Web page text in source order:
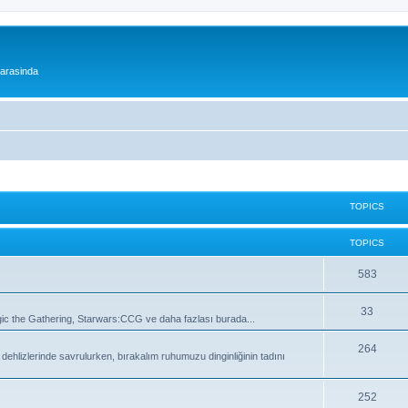
TOPICS
TOPICS
583T
o
s
the Gathering, Starwars:CCG ve daha fazlası burada...
33
o
i
savrulurken, bırakalım ruhumuzu dinginliğinin tadını
264T
p
252T